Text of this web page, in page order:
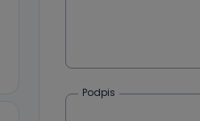
Podpis